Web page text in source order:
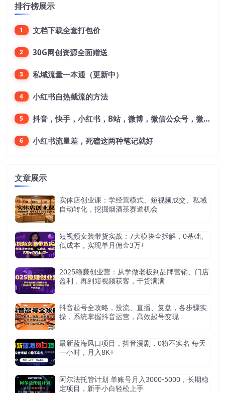
排行榜展示
1 文档下载全套打包价
2 30G网创资源全面赠送
3 私域流量一本通（更新中）
4 小红书自热截流的方法
5 抖音，快手，小红书，B站，微博，微信公众号，微信视频号。每一个平台，都是不一样的机会，对应不一样的赚钱思路
6 小红书流量差，死磕这两种笔记就好
文章展示
实体店创业课：学经营模式、短视频成交、私域
自动转化，挖掘烟酒茶赛道机会
短视频女装带货实战：7大模块全拆解，0基础、
低成本，实现单月佣金3万+
2025稳赚创业营：从学做老板到品牌营销、门店
盈利，再到短视频获客，干货满满
抖音起号全攻略，投流、直播、复盘，各步骤实
操，系统掌握抖音运营，高效起号变现
最新蓝海风口项目，抖音漫剧，0粉不实名 每天
一小时，月入8K+
阿尔法托管计划 单账号月入3000-5000，长期稳
定项目，新手小白轻松上手